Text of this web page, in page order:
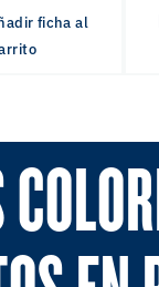
ficha al